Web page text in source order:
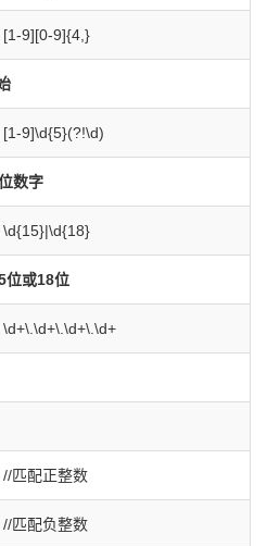
[1-9][0-9]{4,}
[1-9]\d{5}(?!\d)
数字
\d{15}|\d{18}
位或18位
\d+\.\d+\.\d+\.\d+
//匹配正整数
//匹配负整数